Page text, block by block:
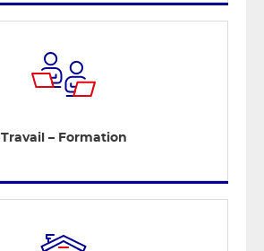
Travail – Formation